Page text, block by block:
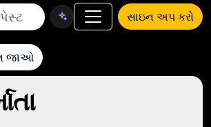
સાઇન અપ કરો
જાઓ